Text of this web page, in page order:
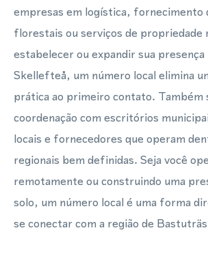
empresas em logística, fornecimento
florestais ou serviços de propriedade
estabelecer ou expandir sua
Skellefteå, um número local elimina
prática ao primeiro contato. Também
coordenação com escritórios
locais e fornecedores que operam
regionais bem definidas. Seja você
remotamente ou construindo uma
solo, um número local é uma forma
se conectar com a região de